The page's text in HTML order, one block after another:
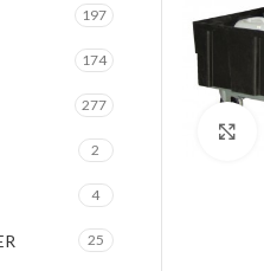
197
174
277
2
4
25